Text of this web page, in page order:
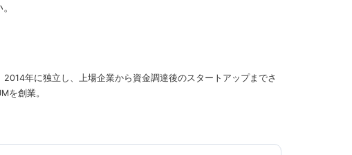
年に独立し、上場企業から資金調達後のスタートアップまでさ
を創業。